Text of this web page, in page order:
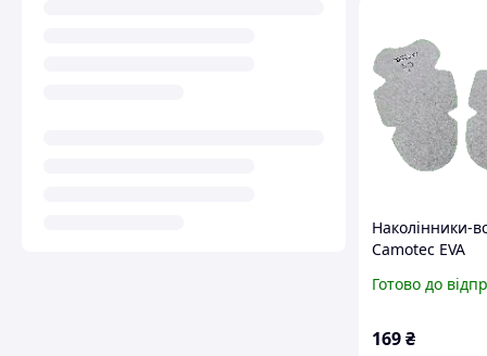
Наколінники-
Camotec EVA
Готово до
169₴